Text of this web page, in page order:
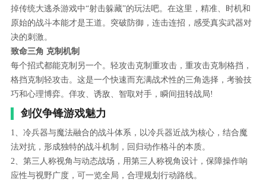
掉传统大逃杀游戏中“射击躲藏”的玩法吧。在这里，精准、时机和
原始的战斗本能才是王道。突破防御，连击连招，感受真实武器对
决的刺激。
致命三角 克制机制
每个招式都能克制另一个。轻攻击克制重攻击，重攻击克制格挡，
格挡克制轻攻击。这是一个快速而充满战术性的三角选择，考验技
巧和心理博弈。佯攻、诱敌、智取对手，瞬间扭转战局!
剑仪争锋游戏魅力
1、冷兵器与魔法融合的战斗体系，以冷兵器近战为核心，结合魔
法对抗，形成独特的战斗机制，回归动作格斗的本质。
2、第三人称视角与动态战场，用第三人称视角设计，保障操作响
应性与视野广度，可一览全局，合理规划行动路线。